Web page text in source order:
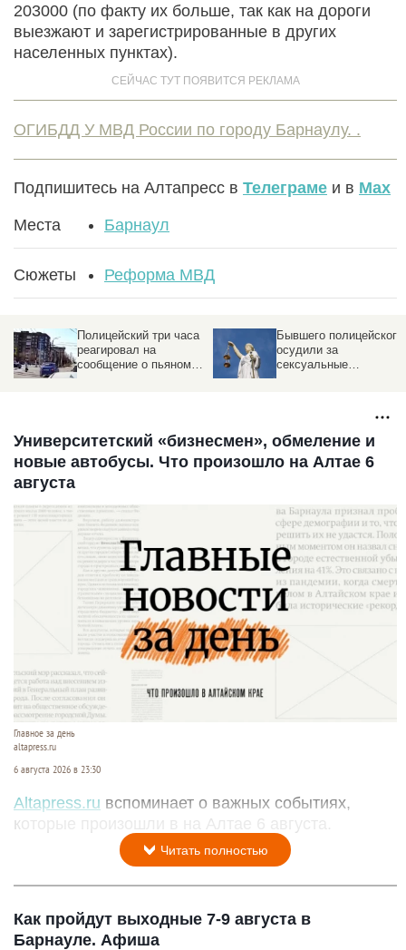
203000 (по факту их больше, так как на дороги
выезжают и зарегистрированные в других
населенных пунктах).
ОГИБДД У МВД России по городу Барнаулу. .
Подпишитесь на Алтапресс в Телеграме и в Max
Места Барнаул
Сюжеты Реформа МВД
Полицейский три часа
реагировал на
сообщение о пьяном
Бывшего полицейского
осудили за
сексуальные
Университетский «бизнесмен», обмеление и
новые автобусы. Что произошло на Алтае 6
августа
Главное за день
altapress.ru
6 августа 2026 в 23:30
Altapress.ru вспоминает о важных событиях,
которые произошли в на Алтае 6 августа.
Читать полностью
Как пройдут выходные 7-9 августа в
Барнауле. Афиша